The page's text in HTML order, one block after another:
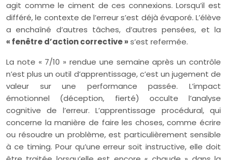
agit comme le ciment de ces connexions. Lorsqu’il est
différé, le contexte de l’erreur s’est déjà évaporé. L’élève
a enchaîné d’autres tâches, d’autres pensées, et la
« fenêtre d’action corrective »s’est refermée.
La note « 7/10 » rendue une semaine après un contrôle
n’est plus un outil d’apprentissage, c’est un jugement de
valeur sur une performance passée. L’impact
émotionnel (déception, fierté) occulte l’analyse
cognitive de l’erreur. L’apprentissage procédural, qui
concerne la manière de faire les choses, comme écrire
ou résoudre un problème, est particulièrement sensible
à ce timing. Pour qu’une erreur soit instructive, elle doit